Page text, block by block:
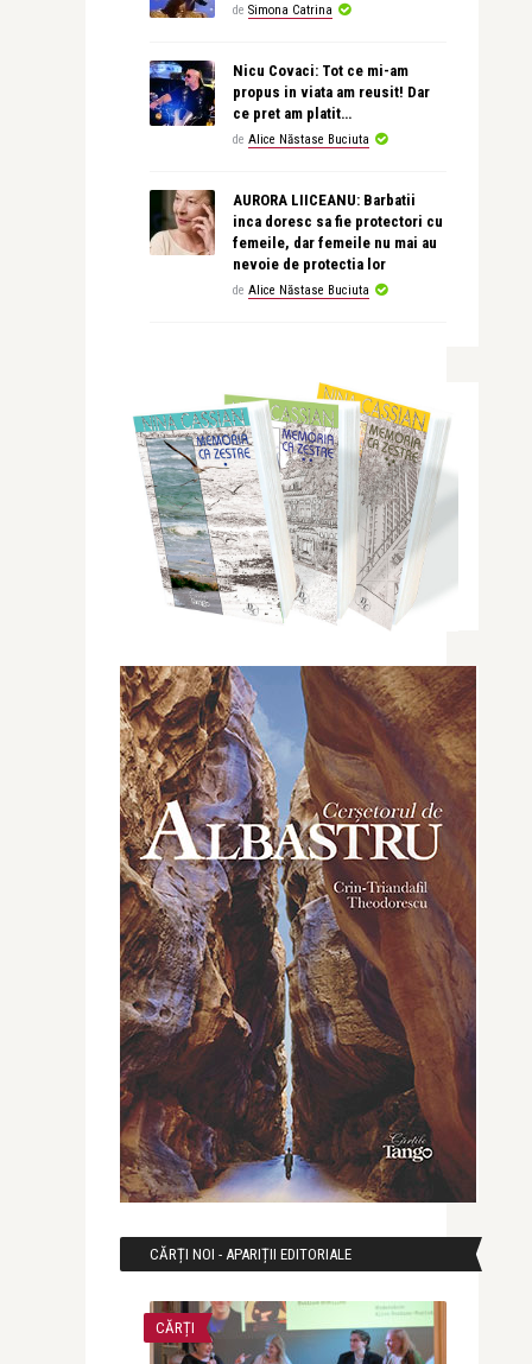
de Simona Catrina
Nicu Covaci: Tot ce mi-am
propus in viata am reusit! Dar
ce pret am platit…
de Alice Năstase Buciuta
AURORA LIICEANU: Barbatii
inca doresc sa fie protectori cu
femeile, dar femeile nu mai au
nevoie de protectia lor
de Alice Năstase Buciuta
CĂRȚI NOI - APARIȚII EDITORIALE
CĂRȚI